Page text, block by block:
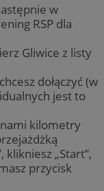
w
RSP dla
Gliwice z listy
dołączyć (w
jest to
kilometry
„Start”,
przycisk